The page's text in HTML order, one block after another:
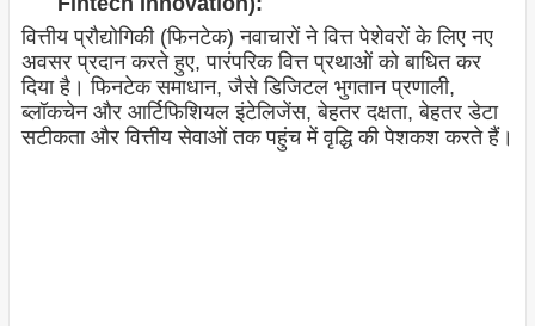
वित्तीय प्रौद्योगिकी (फिनटेक) नवाचारों ने वित्त पेशेवरों के लिए नए
अवसर प्रदान करते हुए, पारंपरिक वित्त प्रथाओं को बाधित कर
दिया है। फिनटेक समाधान, जैसे डिजिटल भुगतान प्रणाली,
ब्लॉकचेन और आर्टिफिशियल इंटेलिजेंस, बेहतर दक्षता, बेहतर डेटा
सटीकता और वित्तीय सेवाओं तक पहुंच में वृद्धि की पेशकश करते हैं।